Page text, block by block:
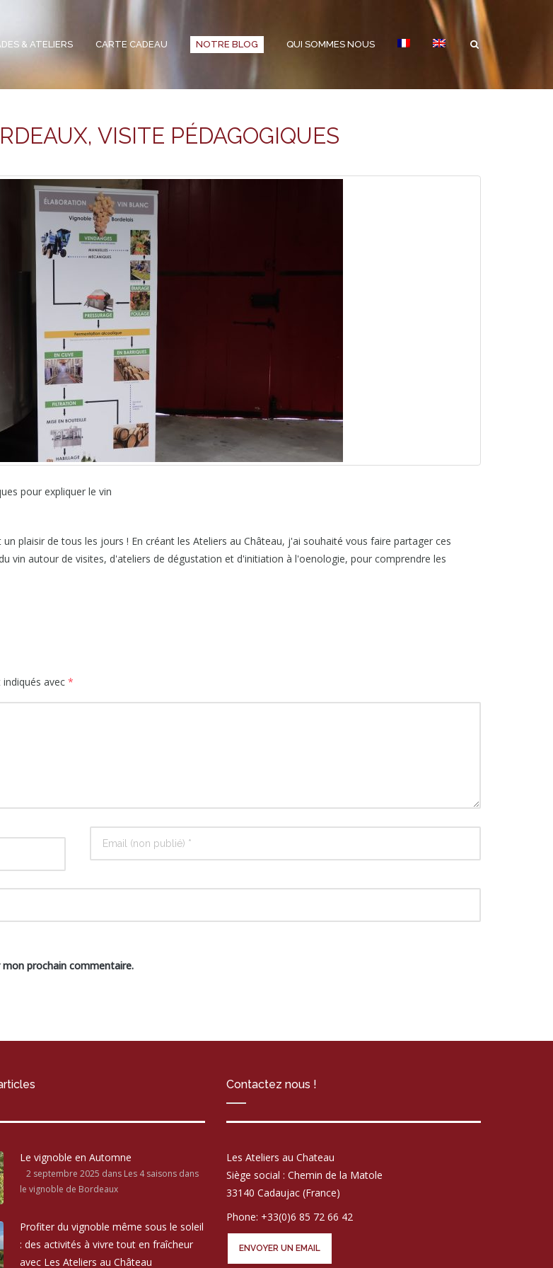
& ATELIERS CARTE CADEAU NOTRE BLOG QUI SOMMES NOUS
VISITE PÉDAGOGIQUES
pour expliquer le vin
plaisir de tous les jours ! En créant les Ateliers au Château, j'ai souhaité vous faire partager ces
vin autour de visites, d'ateliers de dégustation et d'initiation à l'oenologie, pour comprendre les
avec *
prochain commentaire.
Le vignoble en Automne
2 septembre 2025 dans Les 4 saisons dans
le vignoble de Bordeaux
Profiter du vignoble même sous le soleil
: des activités à vivre tout en fraîcheur
avec Les Ateliers au Château
Contactez nous !
Les Ateliers au Chateau
Siège social : Chemin de la Matole
33140 Cadaujac (France)
Phone: +33(0)6 85 72 66 42
ENVOYER UN EMAIL